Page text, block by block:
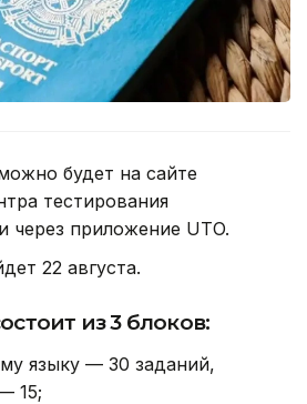
будет на сайте
тестирования
через приложение UTO.
22 августа.
из 3 блоков:
языку — 30 заданий,
15;